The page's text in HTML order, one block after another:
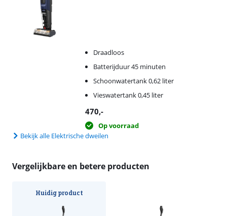
Draadloos
Batterijduur 45 minuten
Schoonwatertank 0,62 liter
Vieswatertank 0,45 liter
470,-
Op voorraad
Bekijk alle Elektrische dweilen
Vergelijkbare en betere producten
Huidig product